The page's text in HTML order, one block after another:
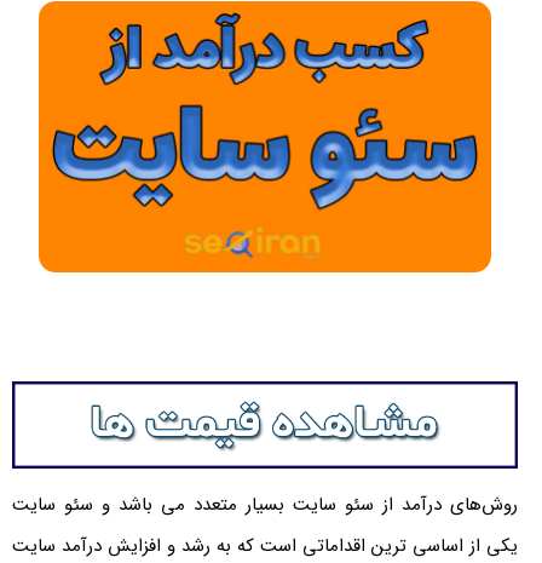
روش‌های درآمد از سئو سایت بسیار متعدد می باشد و سئو سایت
یکی از اساسی ترین اقداماتی است که به رشد و افزایش درآمد سایت